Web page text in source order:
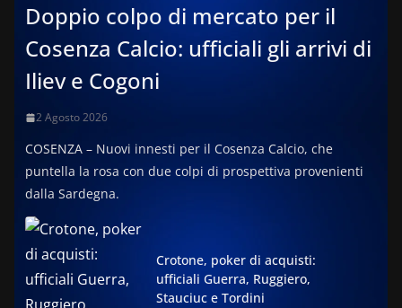
Doppio colpo di mercato per il
Cosenza Calcio: ufficiali gli arrivi di
Iliev e Cogoni
2 Agosto 2026
COSENZA – Nuovi innesti per il Cosenza Calcio, che
puntella la rosa con due colpi di prospettiva provenienti
dalla Sardegna.
Crotone, poker di acquisti:
ufficiali Guerra, Ruggiero,
Stauciuc e Tordini